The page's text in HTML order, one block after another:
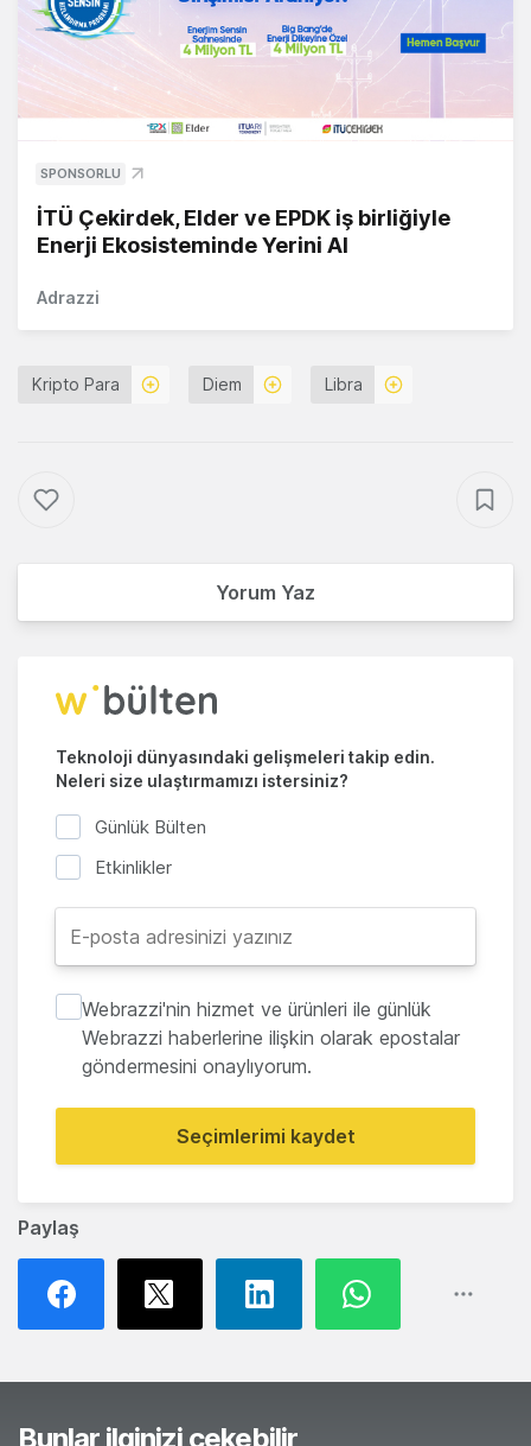
Paylaş
SPONSORLU
İTÜ Çekirdek, Elder ve EPDK iş birliğiyle
Enerji Ekosisteminde Yerini Al
Adrazzi
Kripto Para Diem Libra
Yorum Yaz
Teknoloji dünyasındaki gelişmeleri takip edin.
Neleri size ulaştırmamızı istersiniz?
Günlük Bülten
Etkinlikler
Webrazzi'nin hizmet ve ürünleri ile günlük
Webrazzi haberlerine ilişkin olarak epostalar
göndermesini onaylıyorum.
Seçimlerimi kaydet
Bunlar ilginizi çekebilir